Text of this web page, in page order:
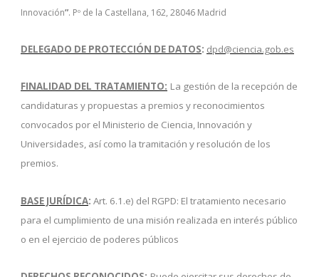
Innovación”. Pº de la Castellana, 162, 28046 Madrid
DELEGADO DE PROTECCIÓN DE DATOS: dpd@ciencia.gob.es
FINALIDAD DEL TRATAMIENTO: La gestión de la recepción de
candidaturas y propuestas a premios y reconocimientos
convocados por el Ministerio de Ciencia, Innovación y
Universidades, así como la tramitación y resolución de los
premios.
BASE JURÍDICA: Art. 6.1.e) del RGPD: El tratamiento necesario
para el cumplimiento de una misión realizada en interés público
o en el ejercicio de poderes públicos